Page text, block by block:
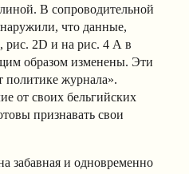
В сопроводительной
что данные,
рис. 2D и на рис. 4 А в
образом изменены. Эти
политике журнала».
от своих бельгийских
признавать свои
забавная и одновременно